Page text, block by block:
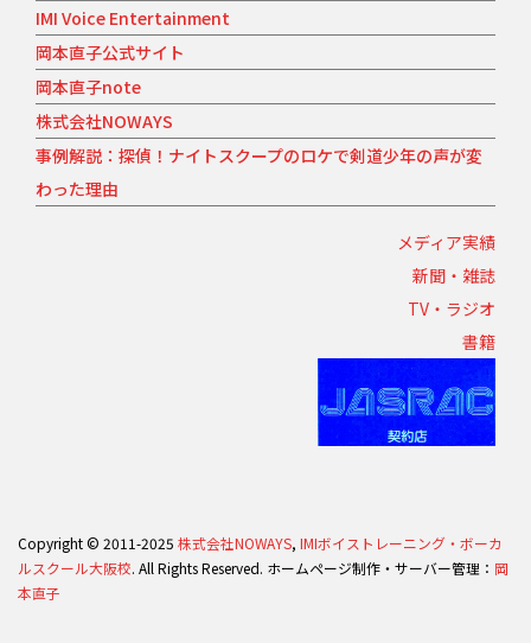
IMI Voice Entertainment
岡本直子公式サイト
岡本直子note
株式会社NOWAYS
事例解説：探偵！ナイトスクープのロケで剣道少年の声が変
わった理由
メディア実績
新聞・雑誌
TV・ラジオ
書籍
Copyright © 2011-2025 株式会社NOWAYS, IMIボイストレーニング・ボーカ
ルスクール大阪校. All Rights Reserved. ホームページ制作・サーバー管理： 岡
本直子